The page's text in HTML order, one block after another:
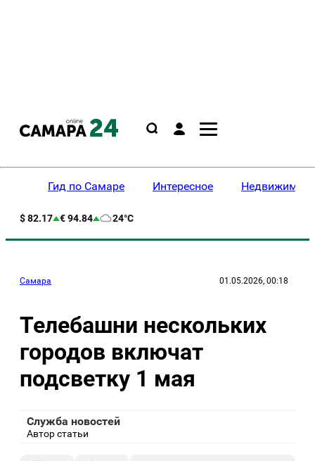
Гид по Самаре Интересное
$ 82.17 € 94.84 24°C
Самара 01.05.2026, 00:18
Телебашни нескольких
городов включат
подсветку 1 мая
Служба новостей
Автор статьи